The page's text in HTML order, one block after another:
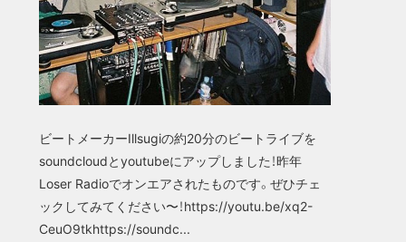
ビートメーカーIllsugiの約20分のビートライブを
soundcloudとyoutubeにアップしました！昨年
Loser Radioでオンエアされたものです。ぜひチェ
ックしてみてください〜！https://youtu.be/xq2-
CeuO9tkhttps://soundc...